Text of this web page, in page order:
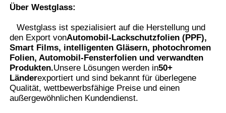
Über Westglass:
Westglass ist spezialisiert auf die Herstellung und
den Export vonAutomobil-Lackschutzfolien (PPF),
Smart Films, intelligenten Gläsern, photochromen
Folien, Automobil-Fensterfolien und verwandten
Produkten.Unsere Lösungen werden in50+
Länderexportiert und sind bekannt für überlegene
Qualität, wettbewerbsfähige Preise und einen
außergewöhnlichen Kundendienst.